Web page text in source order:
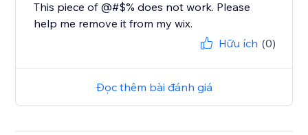
This piece of @#$% does not work. Please
help me remove it from my wix.
Hữu ích (0)
Đọc thêm bài đánh giá